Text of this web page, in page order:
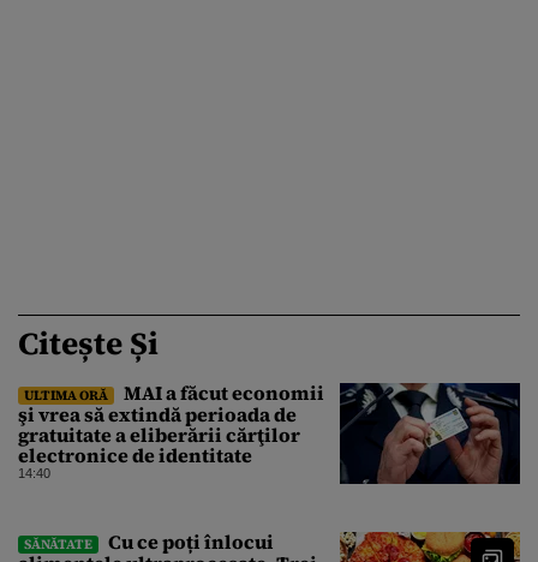
Citește Și
ULTIMA ORĂ
MAI a făcut economii
şi vrea să extindă perioada de
gratuitate a eliberării cărţilor
electronice de identitate
14:40
SĂNĂTATE
Cu ce poți înlocui